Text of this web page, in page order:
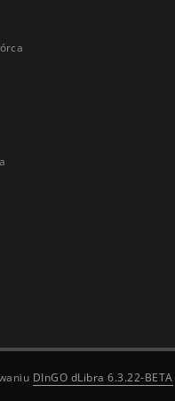
DInGO dLibra 6.3.22-BETA